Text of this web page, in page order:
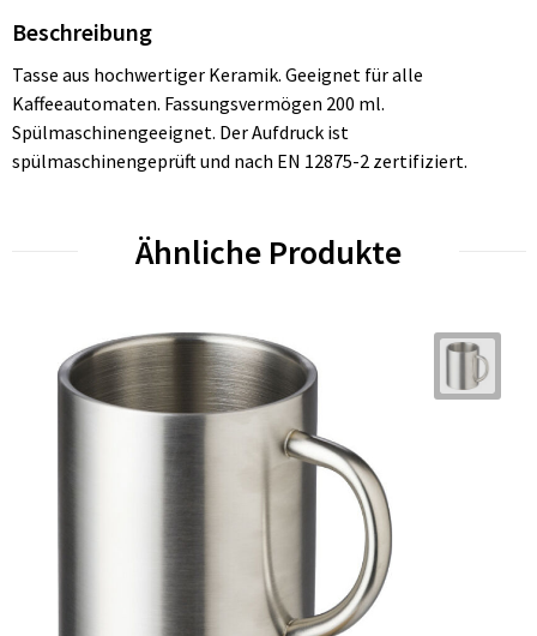
Beschreibung
Tasse aus hochwertiger Keramik. Geeignet für alle
Kaffeeautomaten. Fassungsvermögen 200 ml.
Spülmaschinengeeignet. Der Aufdruck ist
spülmaschinengeprüft und nach EN 12875-2 zertifiziert.
Ähnliche Produkte